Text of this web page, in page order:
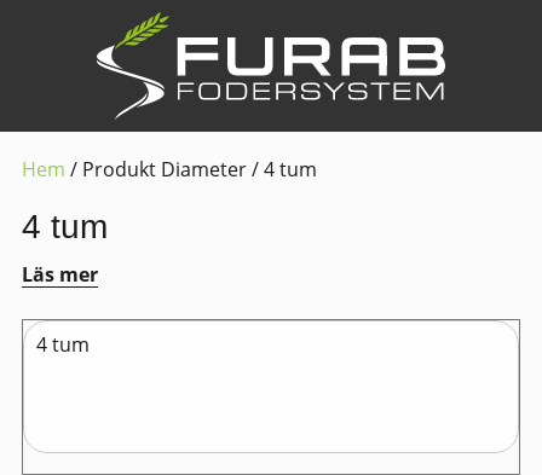
Hem / Produkt Diameter / 4 tum
4 tum
Läs mer